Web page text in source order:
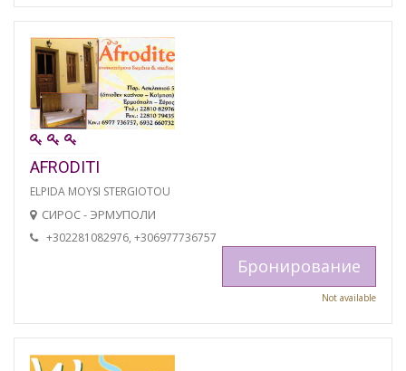
AFRODITI
ELPIDA MOYSI STERGIOTOU
СИРОС - ЭРМУПОЛИ
+302281082976, +306977736757
Бронирование
Not available